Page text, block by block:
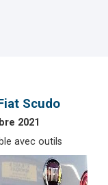
Scudo
2021
avec outils